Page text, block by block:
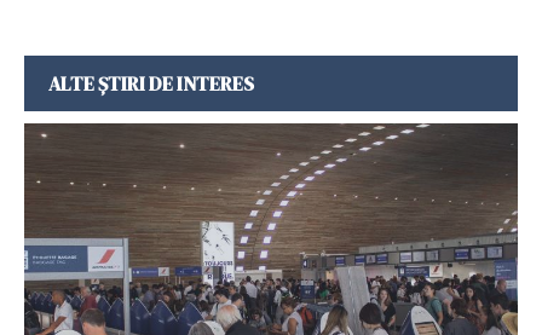
ALTE ȘTIRI DE INTERES